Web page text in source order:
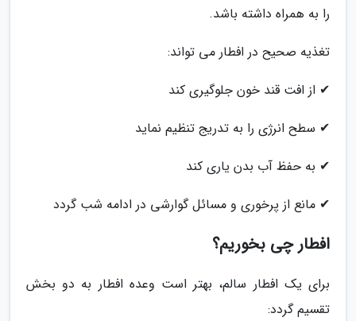
را به همراه داشته باشد.
تغذیه صحیح در افطار می تواند:
✔ از افت قند خون جلوگیری کند
✔ سطح انرژی را به تدریج تنظیم نماید
✔ به حفظ آب بدن یاری کند
✔ مانع از پرخوری و مسائل گوارشی در ادامه شب گردد
افطار چی بخوریم؟
برای یک افطار سالم، بهتر است وعده افطار به دو بخش
تقسیم گردد: